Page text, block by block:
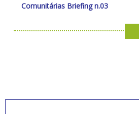
Comunitárias Briefing n.03